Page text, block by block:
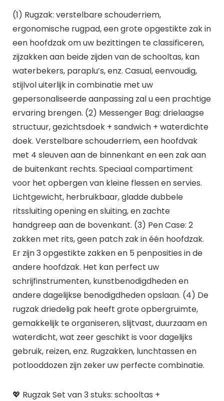
(1) Rugzak: verstelbare schouderriem,
ergonomische rugpad, een grote opgestikte zak in
een hoofdzak om uw bezittingen te classificeren,
zijzakken aan beide zijden van de schooltas, kan
waterbekers, paraplu’s, enz. Casual, eenvoudig,
stijlvol uiterlijk in combinatie met uw
gepersonaliseerde aanpassing zal u een prachtige
ervaring brengen. (2) Messenger Bag: drielaagse
structuur, gezichtsdoek + sandwich + waterdichte
doek. Verstelbare schouderriem, een hoofdvak
met 4 sleuven aan de binnenkant en een zak aan
de buitenkant rechts. Speciaal compartiment
voor het opbergen van kleine flessen en servies.
Lichtgewicht, herbruikbaar, gladde dubbele
ritssluiting opening en sluiting, en zachte
handgreep aan de bovenkant. (3) Pen Case: 2
zakken met rits, geen patch zak in één hoofdzak.
Er zijn 3 opgestikte zakken en 5 penposities in de
andere hoofdzak. Het kan perfect uw
schrijfinstrumenten, kunstbenodigdheden en
andere dagelijkse benodigdheden opslaan. (4) De
rugzak driedelig pak heeft grote opbergruimte,
gemakkelijk te organiseren, slijtvast, duurzaam en
waterdicht, wat zeer geschikt is voor dagelijks
gebruik, reizen, enz. Rugzakken, lunchtassen en
potlooddozen zijn zeker uw perfecte combinatie.
💖 Rugzak Set van 3 stuks: schooltas +